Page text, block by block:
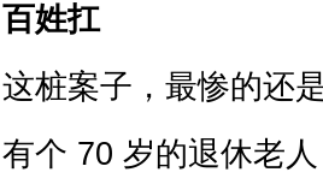
百姓扛
这桩案子，最惨的还
有个 70 岁的退休老